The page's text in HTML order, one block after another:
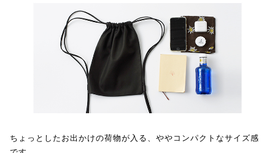
ちょっとしたお出かけの荷物が入る、ややコンパクトなサイズ感